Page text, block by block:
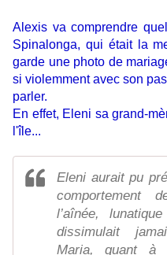
Alexis va comprendre
Spinalonga, qui était la
garde une photo de
si violemment avec son
parler.
En effet, Eleni sa grand-
l'île...
Eleni aurait pu
comportement
l’aînée,
dissimulait
Maria, quant à